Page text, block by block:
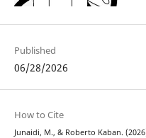
Published
06/28/2026
How to Cite
Junaidi, M., & Roberto Kaban.